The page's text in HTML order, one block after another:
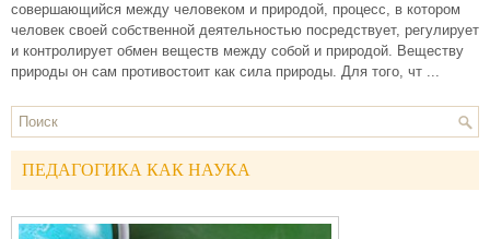
совершающийся между человеком и природой, процесс, в котором
человек своей собственной деятельностью посредствует, регулирует
и контролирует обмен веществ между собой и природой. Веществу
природы он сам противостоит как сила природы. Для того, чт ...
ПЕДАГОГИКА КАК НАУКА